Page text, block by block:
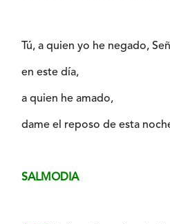
Tú, a quien yo he negado,
en este día,
a quien he amado,
dame el reposo de esta
SALMODIA